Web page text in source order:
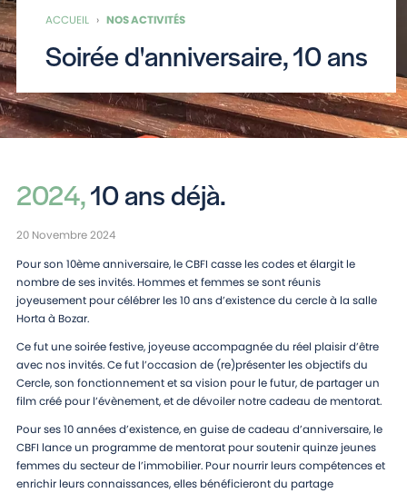
ACCUEIL › NOS ACTIVITÉS
Soirée d'anniversaire, 10 ans
2024,10 ans déjà.
20 Novembre 2024
Pour son 10ème anniversaire, le CBFI casse les codes et élargit le
nombre de ses invités. Hommes et femmes se sont réunis
joyeusement pour célébrer les 10 ans d’existence du cercle à la salle
Horta à Bozar.
Ce fut une soirée festive, joyeuse accompagnée du réel plaisir d’être
avec nos invités. Ce fut l’occasion de (re)présenter les objectifs du
Cercle, son fonctionnement et sa vision pour le futur, de partager un
film créé pour l’évènement, et de dévoiler notre cadeau de mentorat.
Pour ses 10 années d’existence, en guise de cadeau d’anniversaire, le
CBFI lance un programme de mentorat pour soutenir quinze jeunes
femmes du secteur de l’immobilier. Pour nourrir leurs compétences et
enrichir leurs connaissances, elles bénéficieront du partage